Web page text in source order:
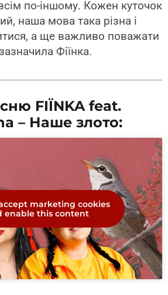
по-іншому. Кожен куточок
наша мова така різна і
а ще важливо поважати
Фіїнка.
FIЇNKA feat.
– Наше злото:
marketing cookies
enable this content